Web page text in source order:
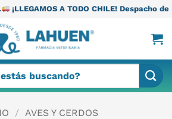
TODO CHILE! Despacho de Lunes a
/ AVES Y CERDOS